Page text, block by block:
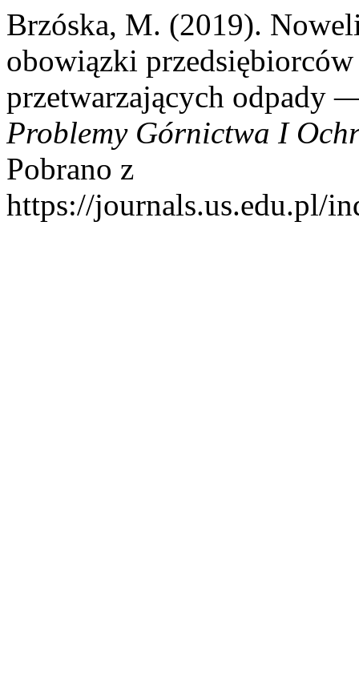
Brzóska, M. (2019).
obowiązki
przetwarzających odpady
Problemy Górnictwa I
Pobrano z
https://journals.us.edu.pl/